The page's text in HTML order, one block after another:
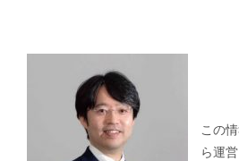
この
ら運